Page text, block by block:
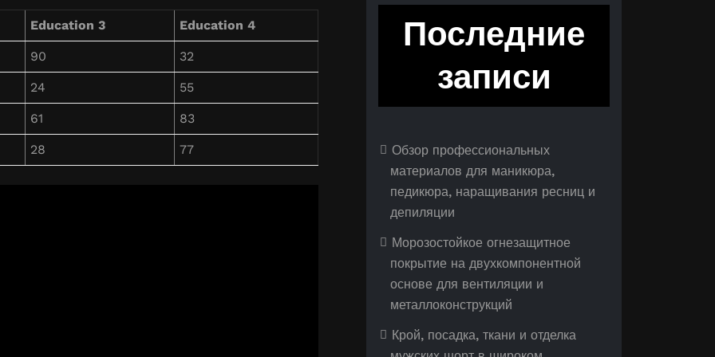
Education 3 Education 4
90 32
24 55
61 83
28 77
Последние
записи
Обзор профессиональных
материалов для маникюра,
педикюра, наращивания ресниц и
депиляции
Морозостойкое огнезащитное
покрытие на двухкомпонентной
основе для вентиляции и
металлоконструкций
Крой, посадка, ткани и отделка